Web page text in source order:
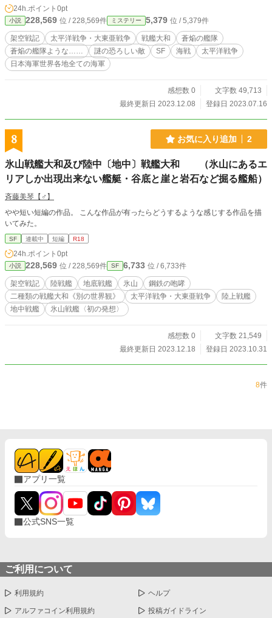
24h.ポイント 0pt
小説 228,569 位 / 228,569件 ミステリー 5,379 位 / 5,379件
架空戦記 太平洋戦争・大東亜戦争 戦艦大和
蒼焔の艦隊
蒼焔の艦隊ような……
謎の恐ろしい敵 SF 海戦
太平洋戦争
日本海軍世界各地全ての海軍
感想数 0
文字数 49,713
最終更新日 2023.12.08
登録日 2023.07.16
8 お気に入り追加 2
氷山戦艦大和及び陸中〔地中〕戦艦大和 （氷山にあるエ
リアしか出現出来ない艦艇・谷底と崖と岩石など掘る艦船）
斉藤美琴【♂】
やや短い短編の作品。 こんな作品が有ったらどうするような感じする作品を描
いてみた。
SF 連載中 短編 R18
24h.ポイント 0pt
小説 228,569 位 / 228,569件 SF 6,733 位 / 6,733件
架空戦記 陸戦艦 地底戦艦 氷山
鋼鉄の咆哮
二種類の戦艦大和《別の世界観》
太平洋戦争・大東亜戦争
陸上戦艦
地中戦艦
氷山戦艦〈初の発想〉
感想数 0
文字数 21,549
最終更新日 2023.12.18
登録日 2023.10.31
8件
アプリ一覧
公式SNS一覧
ご利用について
利用規約 ヘルプ
アルファコイン利用規約 投稿ガイドライン